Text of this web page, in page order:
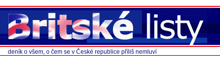
deník o všem, o čem se v České republice příliš nemluví